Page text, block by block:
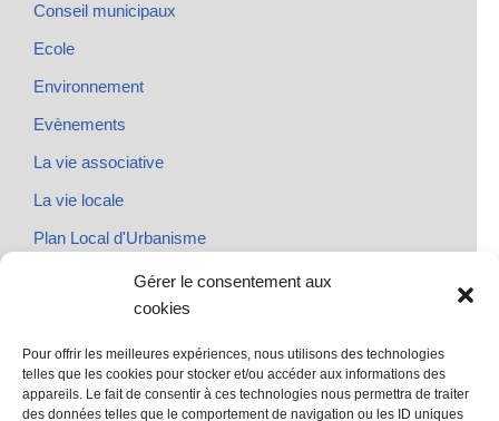
Gérer le consentement aux
cookies
Pour offrir les meilleures expériences, nous utilisons des technologies
telles que les cookies pour stocker et/ou accéder aux informations des
appareils. Le fait de consentir à ces technologies nous permettra de traiter
des données telles que le comportement de navigation ou les ID uniques
Conseil municipaux
Ecole
Environnement
Evènements
La vie associative
La vie locale
Plan Local d'Urbanisme